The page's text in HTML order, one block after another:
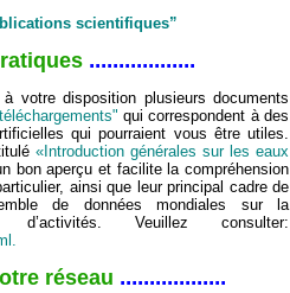
scientifiques”
..................
votre disposition plusieurs documents
qui correspondent à des
qui pourraient vous être utiles.
«Introduction générales sur les eaux
bon aperçu et facilite la compréhension
ainsi que leur principal cadre de
de données mondiales sur la
Veuillez consulter:
réseau ..................